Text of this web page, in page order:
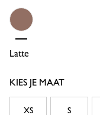
Latte
KIES JE MAAT
XS S